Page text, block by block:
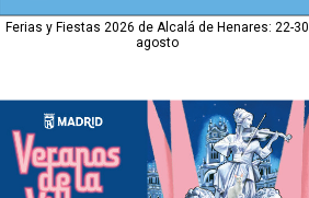
Ferias y Fiestas 2026 de Alcalá de Henares: 22-30
agosto